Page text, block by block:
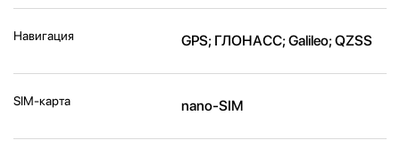
Навигация GPS; ГЛОНАСС; Galileo; QZSS
SIM-карта nano-SIM